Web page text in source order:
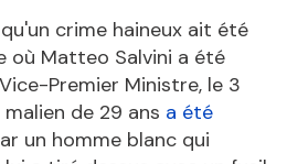
crime haineux ait été
où Matteo Salvini a été
Premier Ministre, le 3
de 29 ans a été
un homme blanc qui